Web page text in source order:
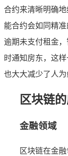
合约来清晰明确
能合约会如同精
逾期未支付租金
时通知房东，这
也大大减少了人为
区块链
金融领域
区块链在金